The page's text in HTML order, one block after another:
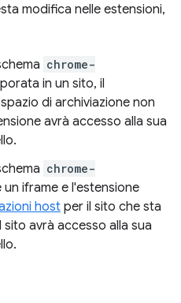
modifica nelle estensioni,
chrome-
in un sito, il
di archiviazione non
avrà accesso alla sua
chrome-
un iframe e l'estensione
host per il sito che sta
avrà accesso alla sua